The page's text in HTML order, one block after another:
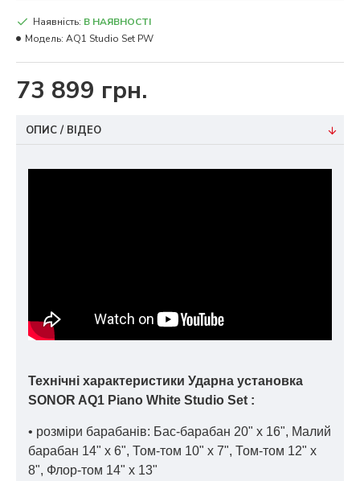
73 899 грн.
Наявність: В НАЯВНОСТІ
Модель: AQ1 Studio Set PW
ОПИС / ВІДЕО
Технічні характеристики Ударна установка
SONOR AQ1 Piano White Studio Set :
• розміри барабанів: Бас-барабан 20" x 16", Малий
барабан 14" x 6", Том-том 10" x 7", Том-том 12" x
8", Флор-том 14" x 13"